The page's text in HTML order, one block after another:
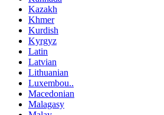
Kazakh
Khmer
Kurdish
Kyrgyz
Latin
Latvian
Lithuanian
Luxembou..
Macedonian
Malagasy